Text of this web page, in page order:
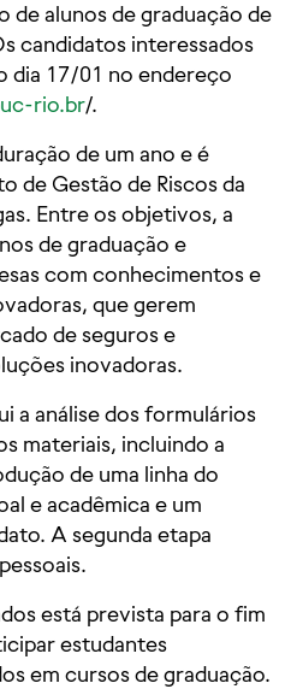
de alunos de graduação de
candidatos interessados
dia 17/01 no endereço
rio.br/.
de um ano e é
de Gestão de Riscos da
Entre os objetivos, a
de graduação e
com conhecimentos e
que gerem
de seguros e
inovadoras.
a análise dos formulários
materiais, incluindo a
de uma linha do
e acadêmica e um
A segunda etapa
está prevista para o fim
estudantes
em cursos de graduação.